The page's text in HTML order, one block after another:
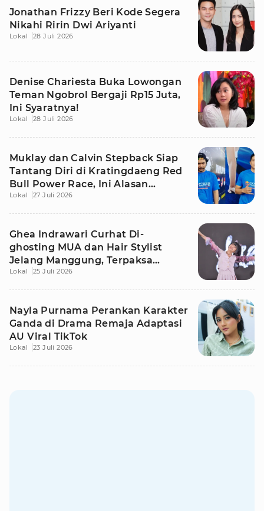
Jonathan Frizzy Beri Kode Segera
Nikahi Ririn Dwi Ariyanti
Lokal 28 Juli 2026
Denise Chariesta Buka Lowongan
Teman Ngobrol Bergaji Rp15 Juta,
Ini Syaratnya!
Lokal 28 Juli 2026
Muklay dan Calvin Stepback Siap
Tantang Diri di Kratingdaeng Red
Bull Power Race, Ini Alasan
Mereka!
Lokal 27 Juli 2026
Ghea Indrawari Curhat Di-
ghosting MUA dan Hair Stylist
Jelang Manggung, Terpaksa
Dandan Sendiri
Lokal 25 Juli 2026
Nayla Purnama Perankan Karakter
Ganda di Drama Remaja Adaptasi
AU Viral TikTok
Lokal 23 Juli 2026